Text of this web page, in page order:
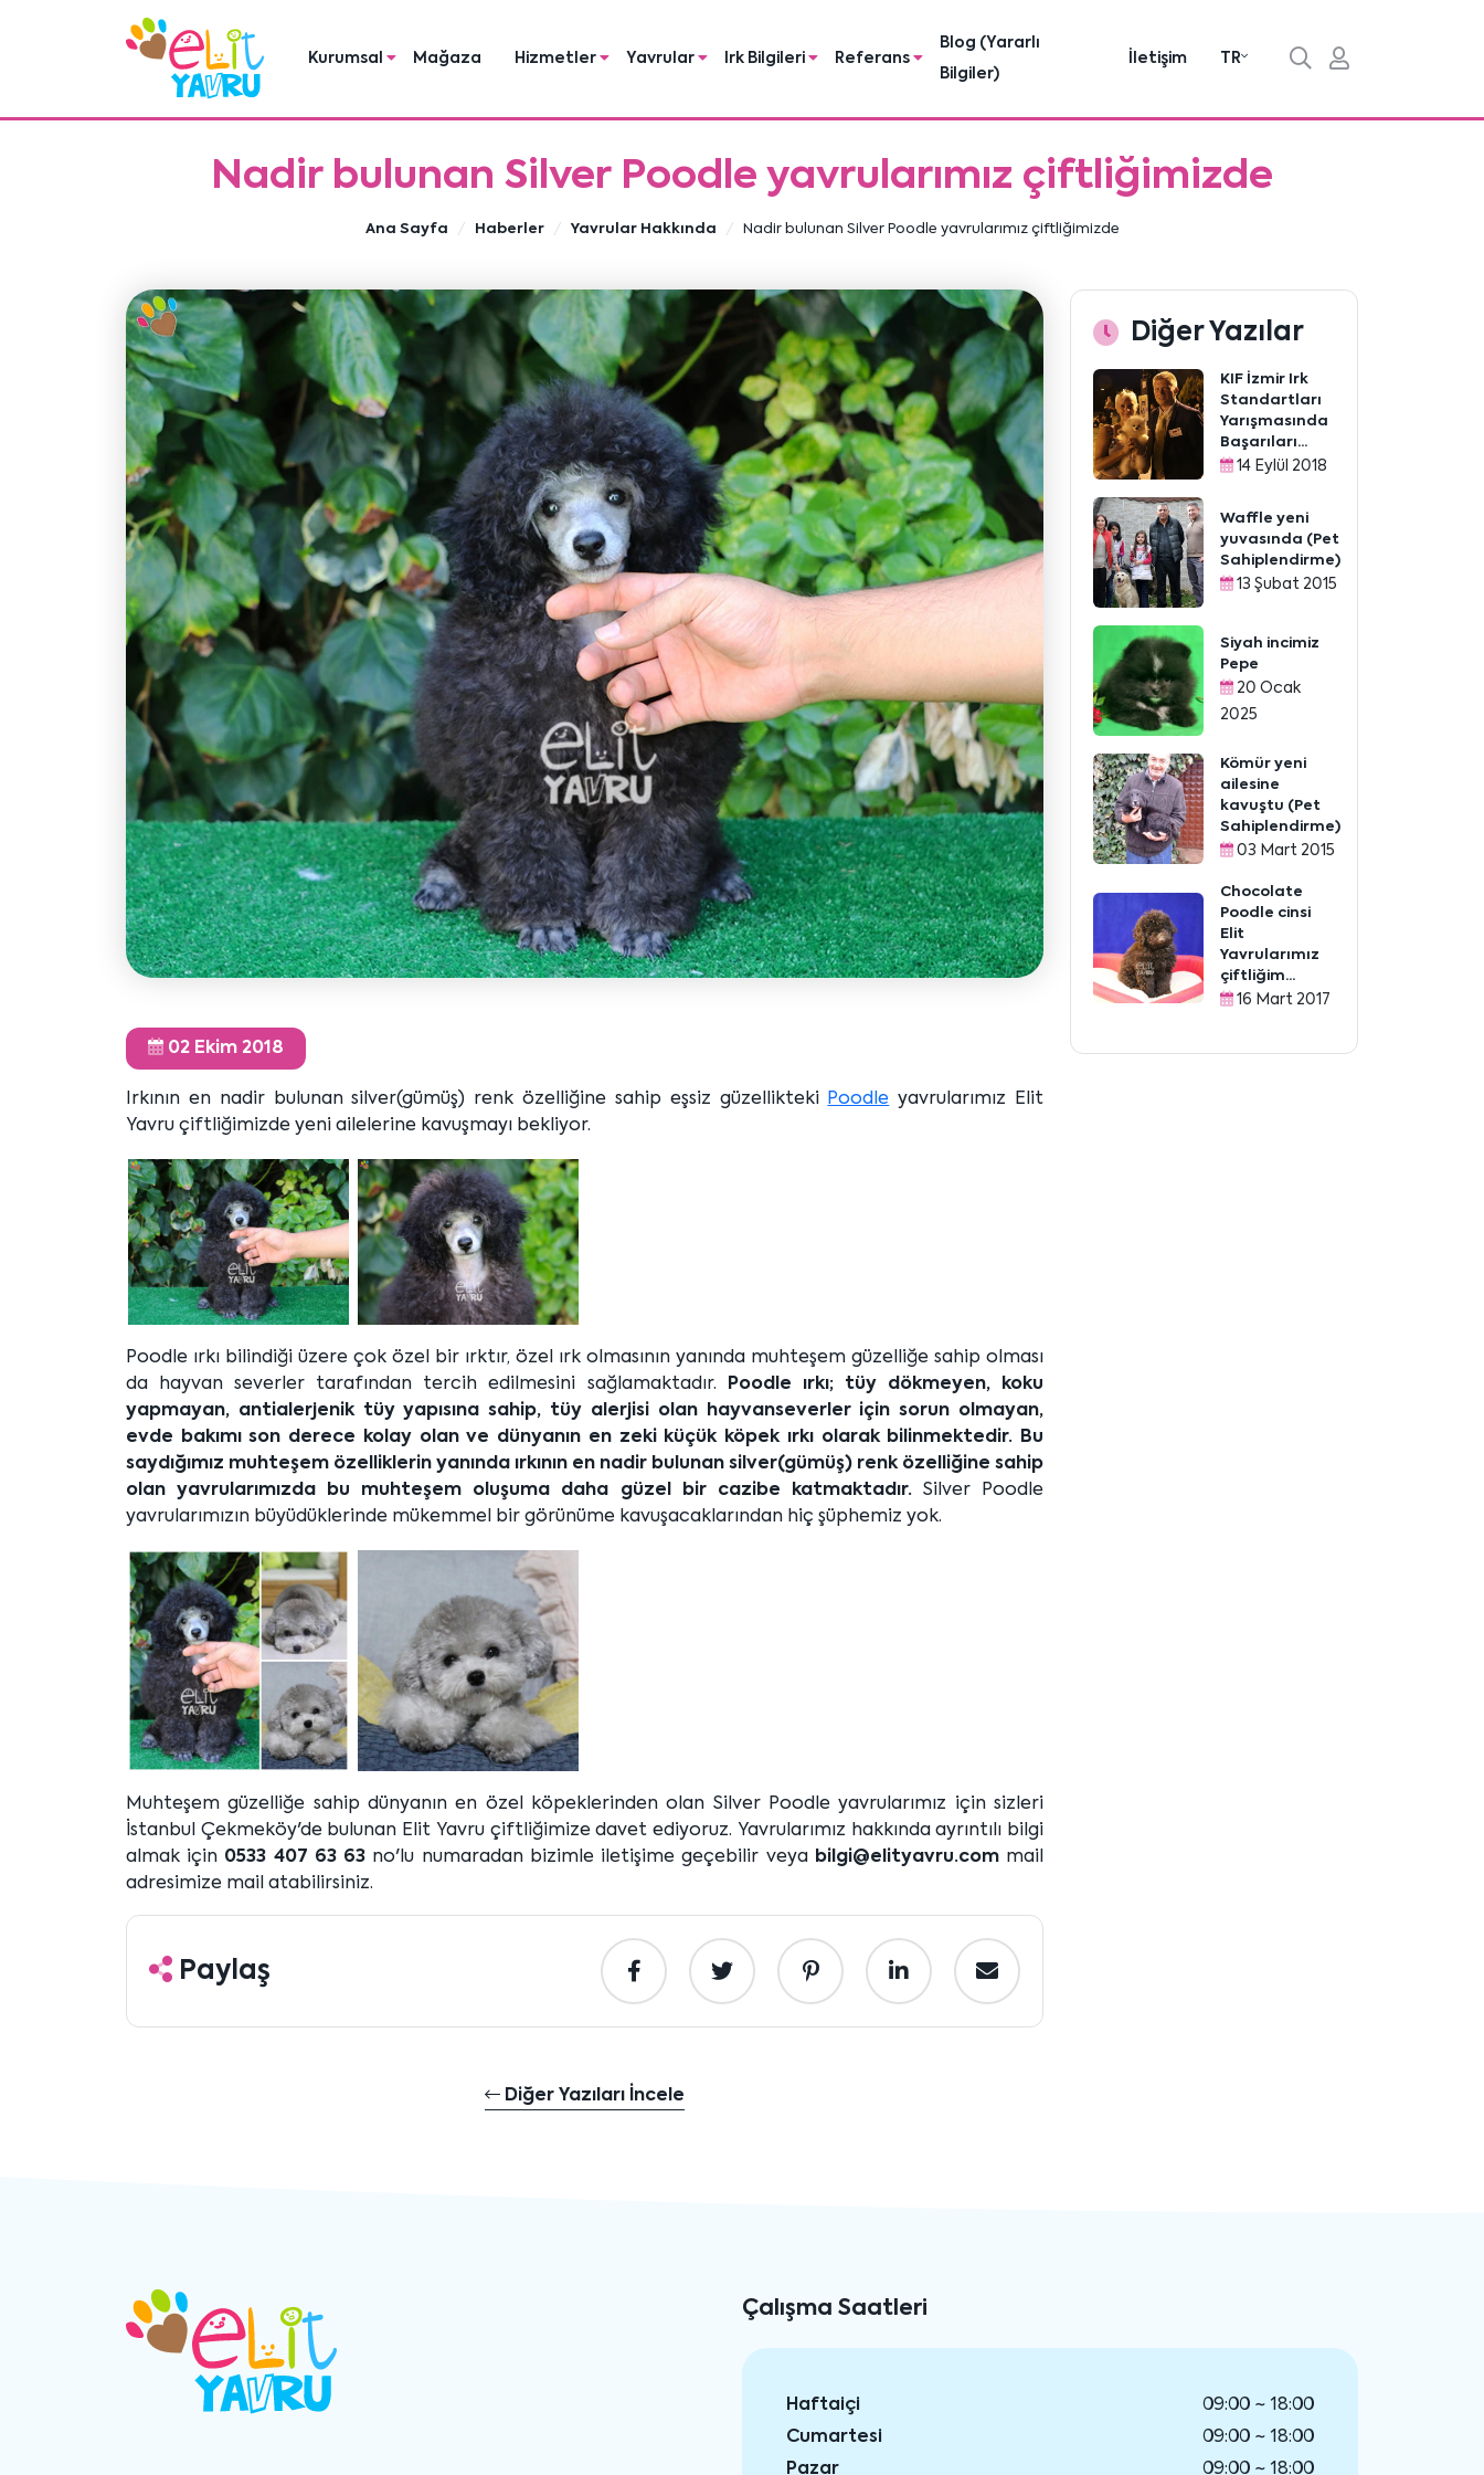
Kurumsal Mağaza Hizmetler Yavrular Irk Bilgileri Referans
Blog (Yararlı
Bilgiler)
İletişim TR
Nadir bulunan Silver Poodle yavrularımız çiftliğimizde
Ana Sayfa Haberler Yavrular Hakkında Nadir bulunan Silver Poodle yavrularımız çiftliğimizde
02 Ekim 2018
Irkının en nadir bulunan silver(gümüş) renk özelliğine sahip eşsiz güzellikteki Poodle yavrularımız Elit
Yavru çiftliğimizde yeni ailelerine kavuşmayı bekliyor.
Poodle ırkı bilindiği üzere çok özel bir ırktır, özel ırk olmasının yanında muhteşem güzelliğe sahip olması
da hayvan severler tarafından tercih edilmesini sağlamaktadır. Poodle ırkı; tüy dökmeyen, koku
yapmayan, antialerjenik tüy yapısına sahip, tüy alerjisi olan hayvanseverler için sorun olmayan,
evde bakımı son derece kolay olan ve dünyanın en zeki küçük köpek ırkı olarak bilinmektedir. Bu
saydığımız muhteşem özelliklerin yanında ırkının en nadir bulunan silver(gümüş) renk özelliğine sahip
olan yavrularımızda bu muhteşem oluşuma daha güzel bir cazibe katmaktadır.Silver Poodle
yavrularımızın büyüdüklerinde mükemmel bir görünüme kavuşacaklarından hiç şüphemiz yok.
Muhteşem güzelliğe sahip dünyanın en özel köpeklerinden olan Silver Poodle yavrularımız için sizleri
İstanbul Çekmeköy'de bulunan Elit Yavru çiftliğimize davet ediyoruz. Yavrularımız hakkında ayrıntılı bilgi
almak için 0533 407 63 63 no'lu numaradan bizimle iletişime geçebilir veya bilgi@elityavru.commail
adresimize mail atabilirsiniz.
Paylaş
Diğer Yazıları İncele
Diğer Yazılar
KIF İzmir Irk
Standartları
Yarışmasında
Başarıları...
14 Eylül 2018
Waffle yeni
yuvasında (Pet
Sahiplendirme)
13 Şubat 2015
Siyah incimiz
Pepe
20 Ocak
2025
Kömür yeni
ailesine
kavuştu (Pet
Sahiplendirme)
03 Mart 2015
Chocolate
Poodle cinsi
Elit
Yavrularımız
çiftliğim...
16 Mart 2017
Çalışma Saatleri
Haftaiçi
09:00 ~ 18:00
Cumartesi
09:00 ~ 18:00
Pazar
09:00 ~ 18:00